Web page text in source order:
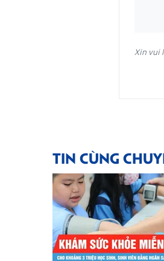
Xin vui
TIN CÙNG